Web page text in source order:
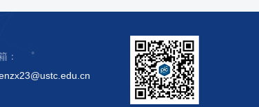
：